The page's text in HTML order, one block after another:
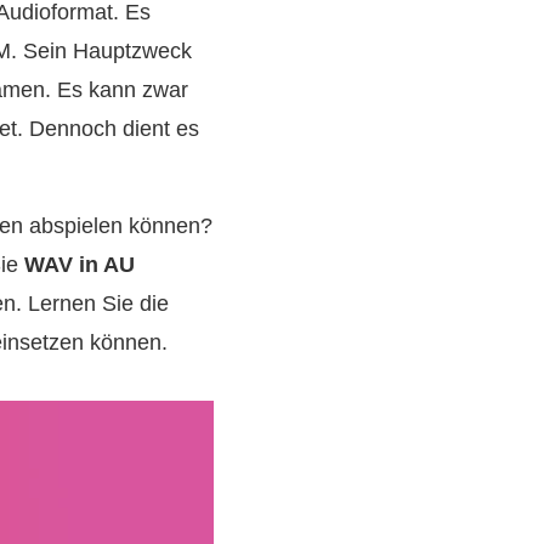
Es
Sein Hauptzweck
Es kann zwar
Dennoch dient es
abspielen können?
WAV in AU
Lernen Sie die
können.